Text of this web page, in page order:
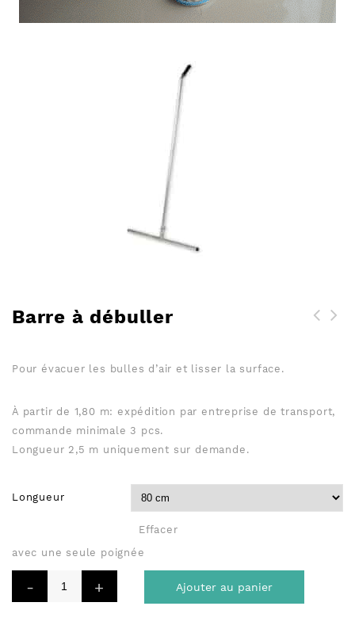
Barre à débuller
Pour évacuer les bulles d’air et lisser la surface.
À partir de 1,80 m: expédition par entreprise de transport,
commande minimale 3 pcs.
Longueur 2,5 m uniquement sur demande.
Longueur
Effacer
avec une seule poignée
Ajouter au panier